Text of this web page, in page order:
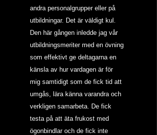
andra personalgrupper eller på
utbildningar. Det är väldigt kul.
Den här gången inledde jag vår
utbildningsmeriter med en övning
som effektivt ge deltagarna en
känsla av hur vardagen är för
mig samtidigt som de fick tid att
umgås, lära känna varandra och
verkligen samarbeta. De fick
testa på att äta frukost med
ögonbindlar och de fick inte